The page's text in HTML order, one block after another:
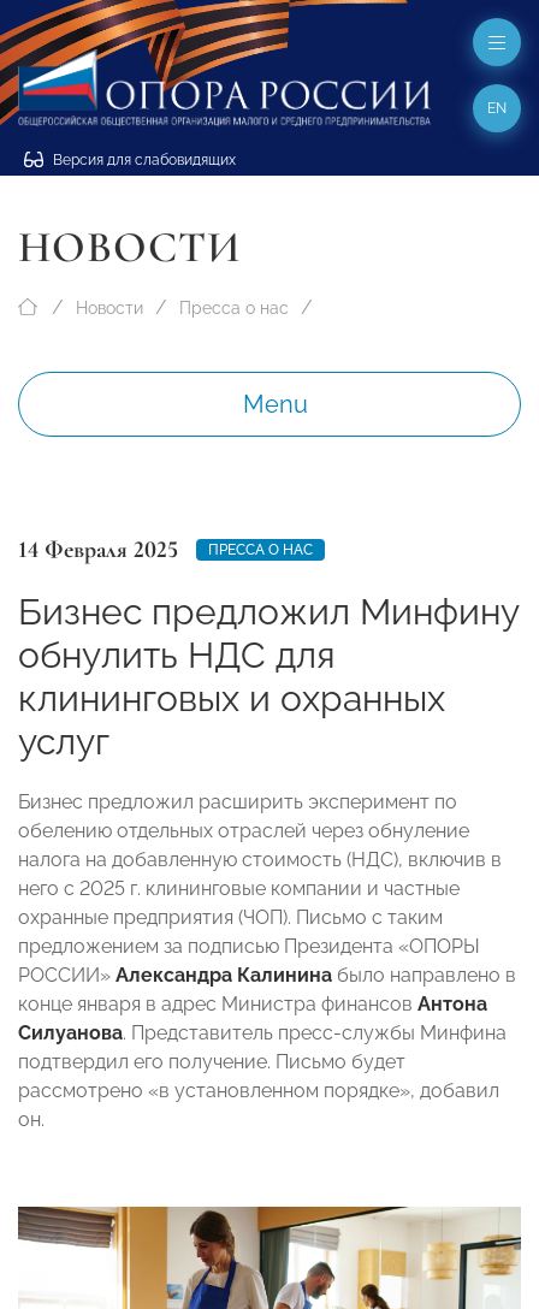
Версия для слабовидящих
EN
НОВОСТИ
Новости Пресса о нас
Menu
14 Февраля 2025 ПРЕССА О НАС
Бизнес предложил Минфину
обнулить НДС для
клининговых и охранных
услуг
Бизнес предложил расширить эксперимент по
обелению отдельных отраслей через обнуление
налога на добавленную стоимость (НДС), включив в
него с 2025 г. клининговые компании и частные
охранные предприятия (ЧОП). Письмо с таким
предложением за подписью Президента «ОПОРЫ
РОССИИ» Александра Калинина было направлено в
конце января в адрес Министра финансов Антона
Силуанова. Представитель пресс-службы Минфина
подтвердил его получение. Письмо будет
рассмотрено «в установленном порядке», добавил
он.